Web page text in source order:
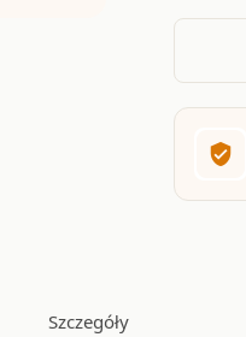
verified_user
Szczegóły